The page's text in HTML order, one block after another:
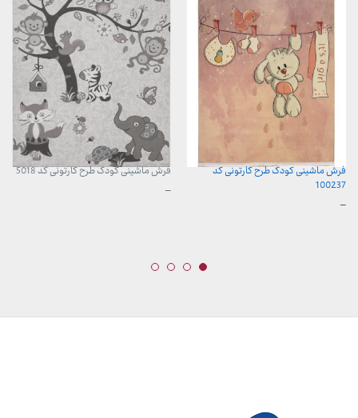
فرش ماشینی کودک طرح کارتونی کد
100237
–محدوده
فرش ماشینی کودک طرح کارتونی کد 5018
–محدوده